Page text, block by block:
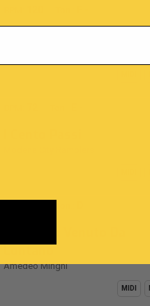
Amedeo Minghi
MIDI